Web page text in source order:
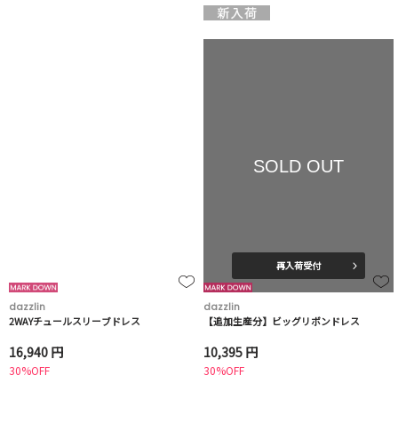
dazzlin
2WAYチュールスリーブドレス
16,940 円
30%OFF
SOLD OUT
再入荷受付
dazzlin
【追加生産分】ビッグリボンドレス
10,395 円
30%OFF